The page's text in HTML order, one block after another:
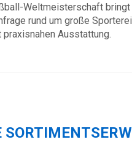
Weltmeisterschaft
rund um große
praxisnahen Ausstattung.